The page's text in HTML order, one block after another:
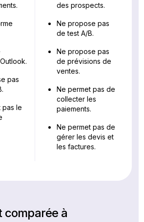
pas
pas le
des prospects.
Ne propose pas
de test A/B.
Ne propose pas
de prévisions de
ventes.
Ne permet pas de
collecter les
paiements.
Ne permet pas de
gérer les devis et
les factures.
comparée à